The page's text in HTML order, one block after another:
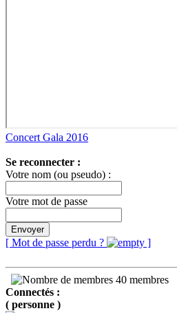
Concert Gala 2016
Se reconnecter :
Votre nom (ou pseudo) :
Votre mot de passe
Envoyer
[ Mot de passe perdu ? ]
40 membres
Connectés :
( personne )